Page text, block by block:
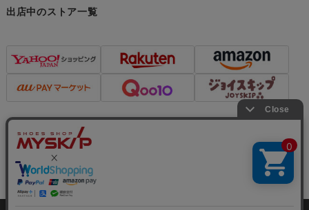
出店中のストア一覧